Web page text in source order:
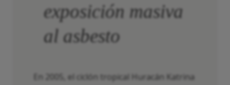
exposición masiva
al asbesto
En 2005, el ciclón tropical Huracán Katrina